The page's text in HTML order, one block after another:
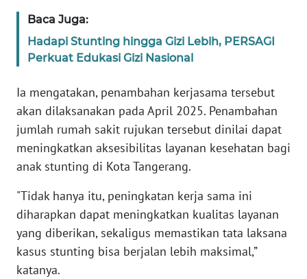
Baca Juga:
Hadapi Stunting hingga Gizi Lebih, PERSAGI
Perkuat Edukasi Gizi Nasional
Ia mengatakan, penambahan kerjasama tersebut
akan dilaksanakan pada April 2025. Penambahan
jumlah rumah sakit rujukan tersebut dinilai dapat
meningkatkan aksesibilitas layanan kesehatan bagi
anak stunting di Kota Tangerang.
"Tidak hanya itu, peningkatan kerja sama ini
diharapkan dapat meningkatkan kualitas layanan
yang diberikan, sekaligus memastikan tata laksana
kasus stunting bisa berjalan lebih maksimal,”
katanya.
JABAR
WN
WN
KEPRI
PAPUA
WN
PAPUA